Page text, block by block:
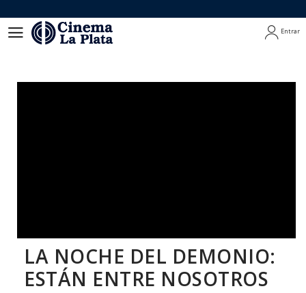
Entrar
LA NOCHE DEL DEMONIO:
ESTÁN ENTRE NOSOTROS